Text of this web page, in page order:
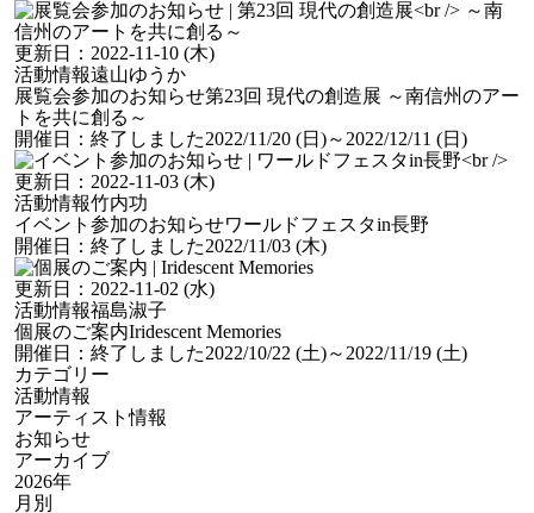
更新日： 2022-11-10 (木)
活動情報遠山ゆうか
展覧会参加のお知らせ第23回 現代の創造展 ～南信州のアー
トを共に創る～
開催日： 終了しました2022/11/20 (日)～2022/12/11 (日)
更新日： 2022-11-03 (木)
活動情報竹内功
イベント参加のお知らせワールドフェスタin長野
開催日： 終了しました2022/11/03 (木)
更新日： 2022-11-02 (水)
活動情報福島淑子
個展のご案内Iridescent Memories
開催日： 終了しました2022/10/22 (土)～2022/11/19 (土)
カテゴリー
活動情報
アーティスト情報
お知らせ
アーカイブ
2026年
月別